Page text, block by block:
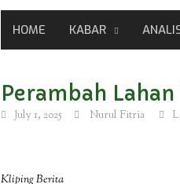
HOME KABAR
Perambah
July 1, 2025 Nurul Fitria
Kliping Berita